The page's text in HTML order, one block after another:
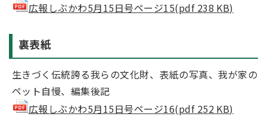
広報しぶかわ5月15日号ページ15(pdf 238 KB)
裏表紙
生きづく伝統誇る我らの文化財、表紙の写真、我が家の
ペット自慢、編集後記
広報しぶかわ5月15日号ページ16(pdf 252 KB)